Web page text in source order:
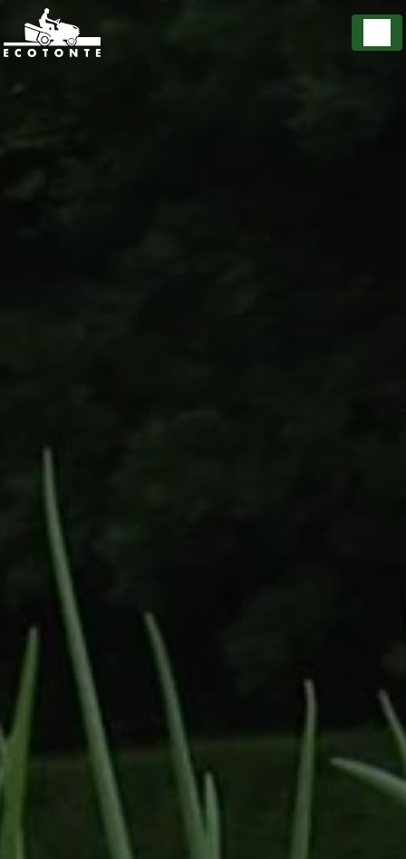
Panneau de gestion des cookies